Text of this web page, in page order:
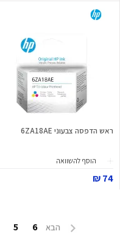
ראש הדפסה צבעוני 6ZA18AE
הוסף להשוואה
74 ₪
הבא 6
5